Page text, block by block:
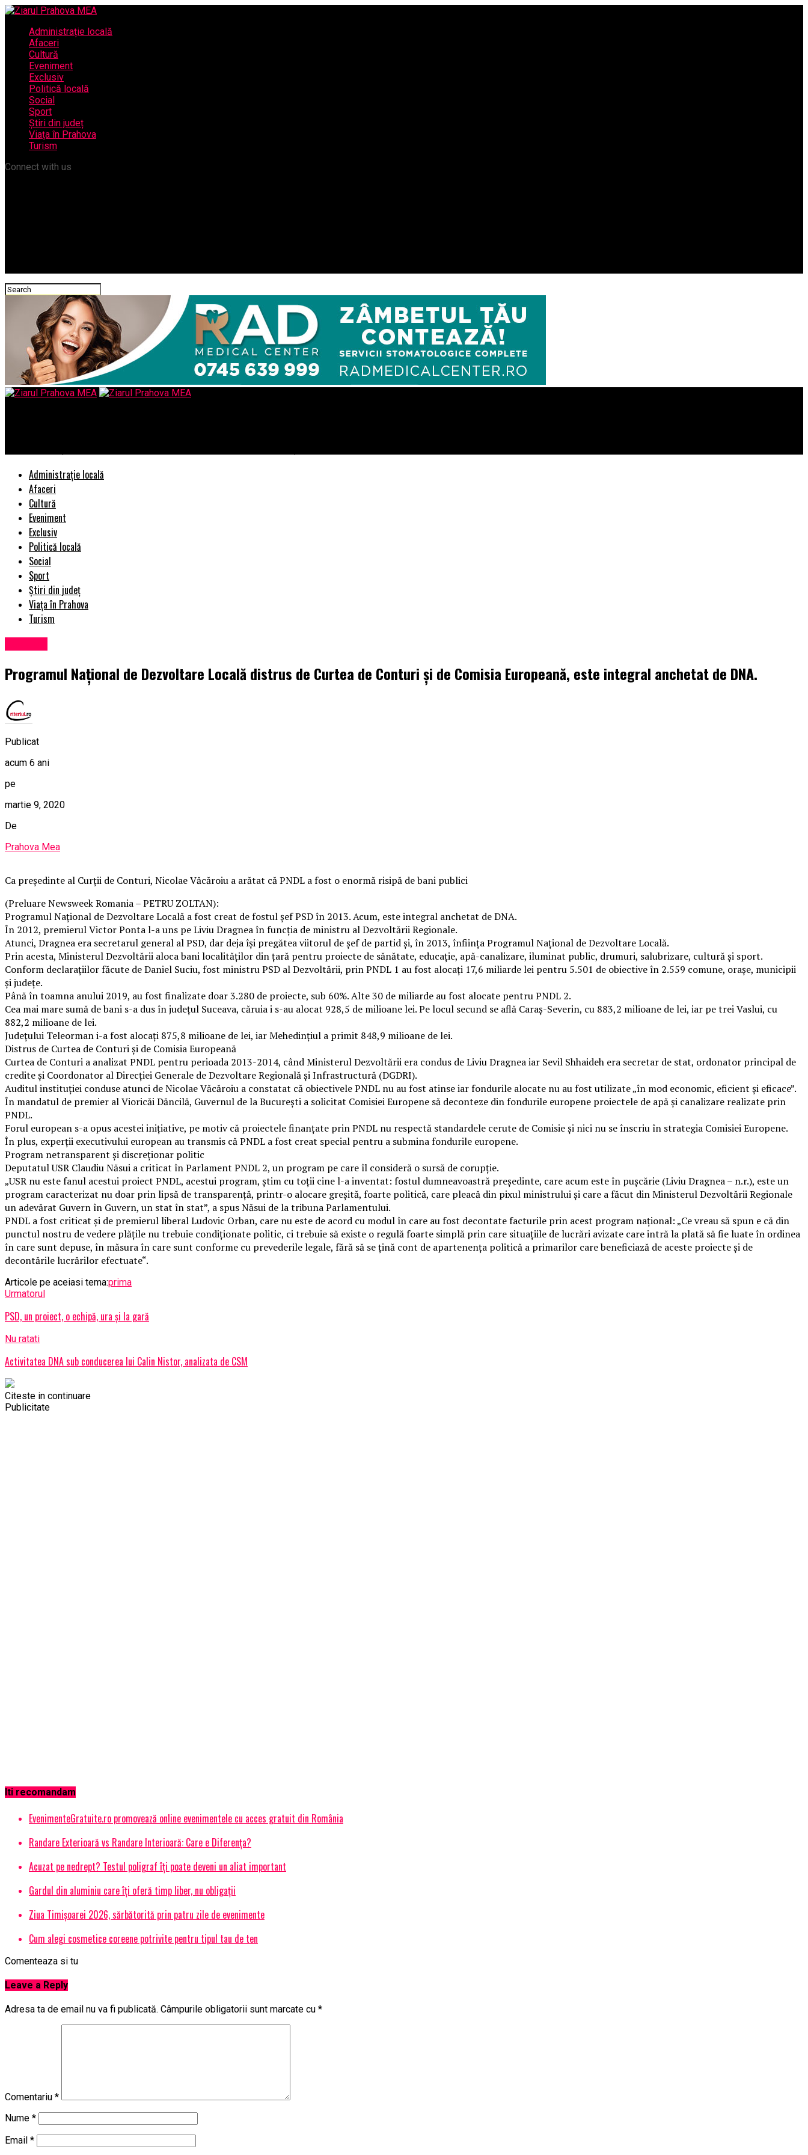
Administrație locală
Afaceri
Cultură
Eveniment
Exclusiv
Politică locală
Social
Sport
Știri din județ
Viața în Prahova
Turism
Connect with us
Administrație locală
Afaceri
Cultură
Eveniment
Exclusiv
Politică locală
Social
Sport
Știri din județ
Viața în Prahova
Turism
Programul Național de Dezvoltare Locală distrus de Curtea de Conturi și de Comisia Europeană, este integral anchetat de DNA.
Publicat
acum 6 ani
pe
martie 9, 2020
De
Prahova Mea
Ca președinte al Curții de Conturi, Nicolae Văcăroiu a arătat că PNDL a fost o enormă risipă de bani publici
(Preluare Newsweek Romania – PETRU ZOLTAN):
Programul Național de Dezvoltare Locală a fost creat de fostul șef PSD în 2013. Acum, este integral anchetat de DNA.
În 2012, premierul Victor Ponta l-a uns pe Liviu Dragnea în funcția de ministru al Dezvoltării Regionale.
Atunci, Dragnea era secretarul general al PSD, dar deja își pregătea viitorul de șef de partid și, în 2013, înființa Programul Național de Dezvoltare Locală.
Prin acesta, Ministerul Dezvoltării aloca bani localităților din țară pentru proiecte de sănătate, educație, apă-canalizare, iluminat public, drumuri, salubrizare, cultură și sport.
Conform declarațiilor făcute de Daniel Suciu, fost ministru PSD al Dezvoltării, prin PNDL 1 au fost alocați 17,6 miliarde lei pentru 5.501 de obiective în 2.559 comune, oraşe, municipii
și județe.
Până în toamna anului 2019, au fost finalizate doar 3.280 de proiecte, sub 60%. Alte 30 de miliarde au fost alocate pentru PNDL 2.
Cea mai mare sumă de bani s-a dus în județul Suceava, căruia i s-au alocat 928,5 de milioane lei. Pe locul secund se află Caraş-Severin, cu 883,2 milioane de lei, iar pe trei Vaslui, cu
882,2 milioane de lei.
Județului Teleorman i-a fost alocați 875,8 milioane de lei, iar Mehedinţiul a primit 848,9 milioane de lei.
Distrus de Curtea de Conturi și de Comisia Europeană
Curtea de Conturi a analizat PNDL pentru perioada 2013-2014, când Ministerul Dezvoltării era condus de Liviu Dragnea iar Sevil Shhaideh era secretar de stat, ordonator principal de
credite și Coordonator al Direcției Generale de Dezvoltare Regională și Infrastructură (DGDRI).
Auditul instituției conduse atunci de Nicolae Văcăroiu a constatat că obiectivele PNDL nu au fost atinse iar fondurile alocate nu au fost utilizate „în mod economic, eficient și eficace”.
În mandatul de premier al Vioricăi Dăncilă, Guvernul de la București a solicitat Comisiei Europene să deconteze din fondurile europene proiectele de apă şi canalizare realizate prin
PNDL.
Forul european s-a opus acestei inițiative, pe motiv că proiectele finanțate prin PNDL nu respectă standardele cerute de Comisie și nici nu se înscriu în strategia Comisiei Europene.
În plus, experții executivului european au transmis că PNDL a fost creat special pentru a submina fondurile europene.
Program netransparent și discreționar politic
Deputatul USR Claudiu Năsui a criticat în Parlament PNDL 2, un program pe care îl consideră o sursă de corupție.
„USR nu este fanul acestui proiect PNDL, acestui program, știm cu toții cine l-a inventat: fostul dumneavoastră președinte, care acum este în pușcărie (Liviu Dragnea – n.r.), este un
program caracterizat nu doar prin lipsă de transparență, printr-o alocare greșită, foarte politică, care pleacă din pixul ministrului și care a făcut din Ministerul Dezvoltării Regionale
un adevărat Guvern în Guvern, un stat în stat”, a spus Năsui de la tribuna Parlamentului.
PNDL a fost criticat și de premierul liberal Ludovic Orban, care nu este de acord cu modul în care au fost decontate facturile prin acest program național: „Ce vreau să spun e că din
punctul nostru de vedere plățile nu trebuie condiționate politic, ci trebuie să existe o regulă foarte simplă prin care situațiile de lucrări avizate care intră la plată să fie luate în ordinea
în care sunt depuse, în măsura în care sunt conforme cu prevederile legale, fără să se țină cont de apartenența politică a primarilor care beneficiază de aceste proiecte și de
decontările lucrărilor efectuate“.
Articole pe aceiasi tema:prima
Urmatorul
PSD, un proiect, o echipă, ura și la gară
Nu ratati
Activitatea DNA sub conducerea lui Calin Nistor, analizata de CSM
Citeste in continuare
Publicitate
Iti recomandam
EvenimenteGratuite.ro promovează online evenimentele cu acces gratuit din România
Randare Exterioară vs Randare Interioară: Care e Diferența?
Acuzat pe nedrept? Testul poligraf îţi poate deveni un aliat important
Gardul din aluminiu care îți oferă timp liber, nu obligații
Ziua Timișoarei 2026, sărbătorită prin patru zile de evenimente
Cum alegi cosmetice coreene potrivite pentru tipul tau de ten
Comenteaza si tu
Leave a Reply
Adresa ta de email nu va fi publicată. Câmpurile obligatorii sunt marcate cu *
Comentariu *
Nume *
Email *